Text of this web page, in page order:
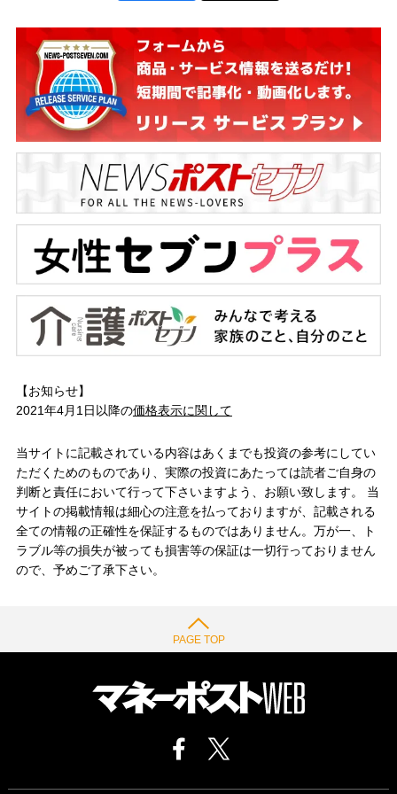
【お知らせ】
2021年4月1日以降の価格表示に関して
当サイトに記載されている内容はあくまでも投資の参考にしてい
ただくためのものであり、実際の投資にあたっては読者ご自身の
判断と責任において行って下さいますよう、お願い致します。 当
サイトの掲載情報は細心の注意を払っておりますが、記載される
全ての情報の正確性を保証するものではありません。万が一、ト
ラブル等の損失が被っても損害等の保証は一切行っておりません
ので、予めご了承下さい。
PAGE TOP